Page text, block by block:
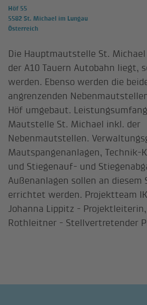
Höf 55
5582 St. Michael im Lungau
Österreich
Die Hauptmautstelle St.
der A10 Tauern Autobahn liegt,
werden. Ebenso werden die
angrenzenden
Höf umgebaut.
Mautstelle St. Michael inkl. der
Nebenmautstellen.
Mautspangenanlagen, Technik-
und Stiegenauf- und
Außenanlagen sollen an diesem
errichtet werden. Projektteam
Johanna Lippitz - Projektleiterin,
Rothleitner - Stellvertretender